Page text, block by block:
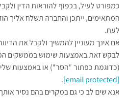
כמפורט לעיל, בכפוף להוראות הדין
המתאימים, ייתכן והחברה תשלח אליך
לעת.
אם אינך מעוניין להמשיך ולקבל את
לבקש זאת באמצעות שימוש בממשקים
(כדוגמת כפתור "הסר") או באמצעות
[email protected]
.
אנא שים לב כי גם במקרים בהם נסיר